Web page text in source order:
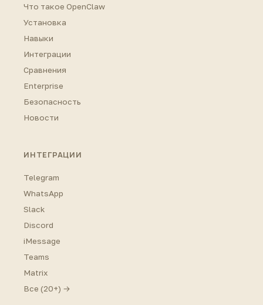
Что такое OpenClaw
Установка
Навыки
Интеграции
Сравнения
Enterprise
Безопасность
Новости
ИНТЕГРАЦИИ
Telegram
WhatsApp
Slack
Discord
iMessage
Teams
Matrix
Все (20+) →